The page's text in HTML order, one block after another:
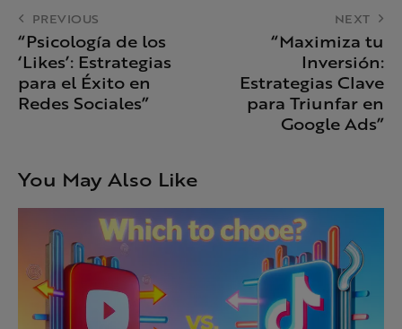
PREVIOUS
“Psicología de los
‘Likes’: Estrategias
para el Éxito en
Redes Sociales”
NEXT
“Maximiza tu
Inversión:
Estrategias Clave
para Triunfar en
Google Ads”
You May Also Like